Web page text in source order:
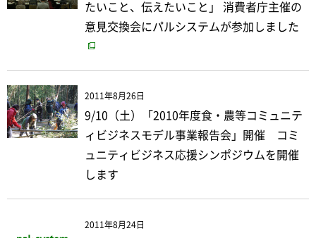
たいこと、伝えたいこと」 消費者庁主催の
意見交換会にパルシステムが参加しました
2011年8月26日
9/10（土）「2010年度食・農等コミュニテ
ィビジネスモデル事業報告会」開催 コミ
ュニティビジネス応援シンポジウムを開催
します
2011年8月24日